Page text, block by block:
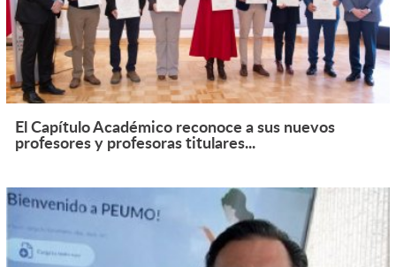
El Capítulo Académico reconoce a sus nuevos
profesores y profesoras titulares...